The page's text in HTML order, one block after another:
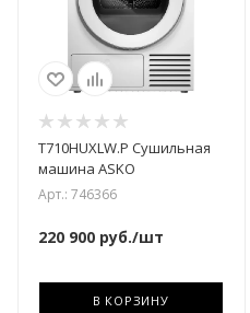
T710HUXLW.P Сушильная
машина ASKO
Арт.: 746366
220 900 руб./шт
В КОРЗИНУ